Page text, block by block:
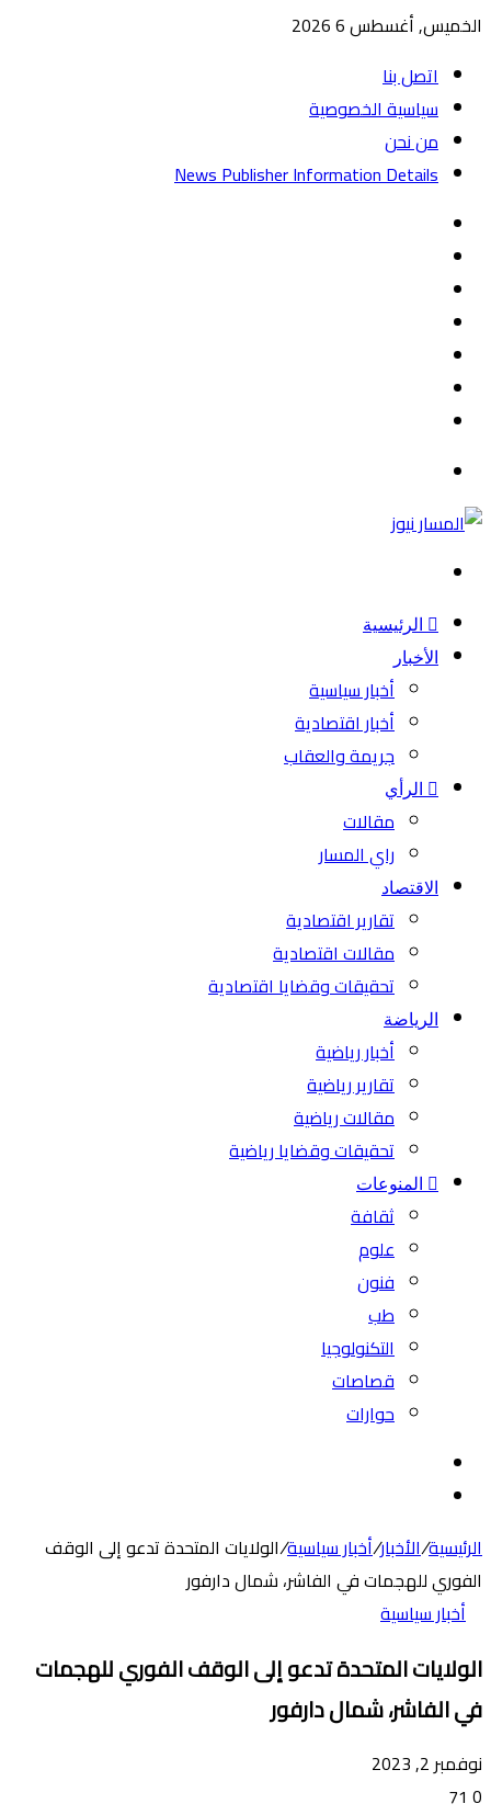
الخميس, أغسطس 6 2026
اتصل بنا
سياسية الخصوصية
من نحن
News Publisher Information Details
الرئيسية
الأخبار
أخبار سياسية
أخبار اقتصادية
جريمة والعقاب
الرأي
مقالات
راي المسار
الاقتصاد
تقارير اقتصادية
مقالات اقتصادية
تحقيقات وقضايا اقتصادية
الرياضة
أخبار رياضية
تقارير رياضية
مقالات رياضية
تحقيقات وقضايا رياضية
المنوعات
ثقافة
علوم
فنون
طب
التكنولوجيا
قصاصات
حوارات
الرئيسية/الأخبار/أخبار سياسية/الولايات المتحدة تدعو إلى الوقف
الفوري للهجمات في الفاشر، شمال دارفور
أخبار سياسية
الولايات المتحدة تدعو إلى الوقف الفوري للهجمات
في الفاشر، شمال دارفور
نوفمبر 2, 2023
0